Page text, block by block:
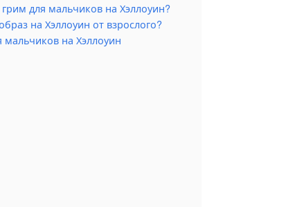
для мальчиков на Хэллоуин?
на Хэллоуин от взрослого?
на Хэллоуин